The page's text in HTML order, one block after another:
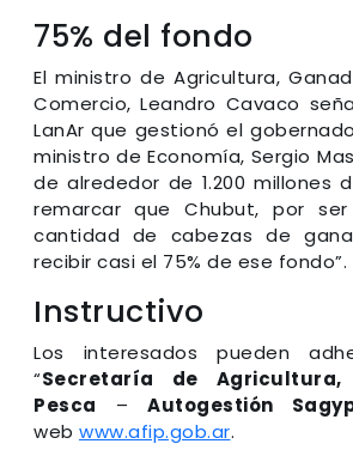
75% del fondo
El ministro de Agricultura,
Comercio, Leandro Cavaco
LanAr que gestionó el
ministro de Economía, Sergio
de alrededor de 1.200 millones
remarcar que Chubut, por
cantidad de cabezas de
recibir casi el 75% de ese fondo”.
Instructivo
Los interesados pueden
“Secretaría de
Pesca – Autogestión
web www.afip.gob.ar.